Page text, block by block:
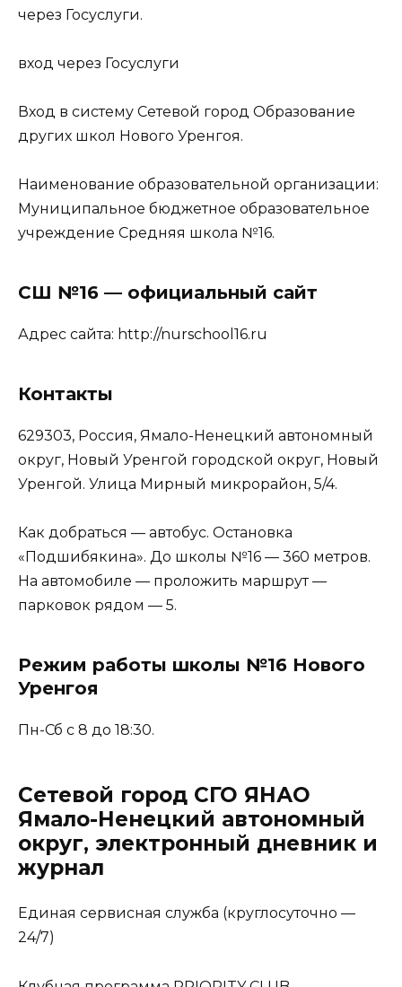
через Госуслуги.
вход через Госуслуги
Вход в систему Сетевой город Образование
других школ Нового Уренгоя.
Наименование образовательной организации:
Муниципальное бюджетное образовательное
учреждение Средняя школа №16.
СШ №16 — официальный сайт
Адрес сайта: http://nurschool16.ru
Контакты
629303, Россия, Ямало-Ненецкий автономный
округ, Новый Уренгой городской округ, Новый
Уренгой. Улица Мирный микрорайон, 5/4.
Как добраться — автобус. Остановка
«Подшибякина». До школы №16 — 360 метров.
На автомобиле — проложить маршрут —
парковок рядом — 5.
Режим работы школы №16 Нового
Уренгоя
Пн-Сб с 8 до 18:30.
Сетевой город СГО ЯНАО
Ямало-Ненецкий автономный
округ, электронный дневник и
журнал
Единая сервисная служба (круглосуточно —
24/7)